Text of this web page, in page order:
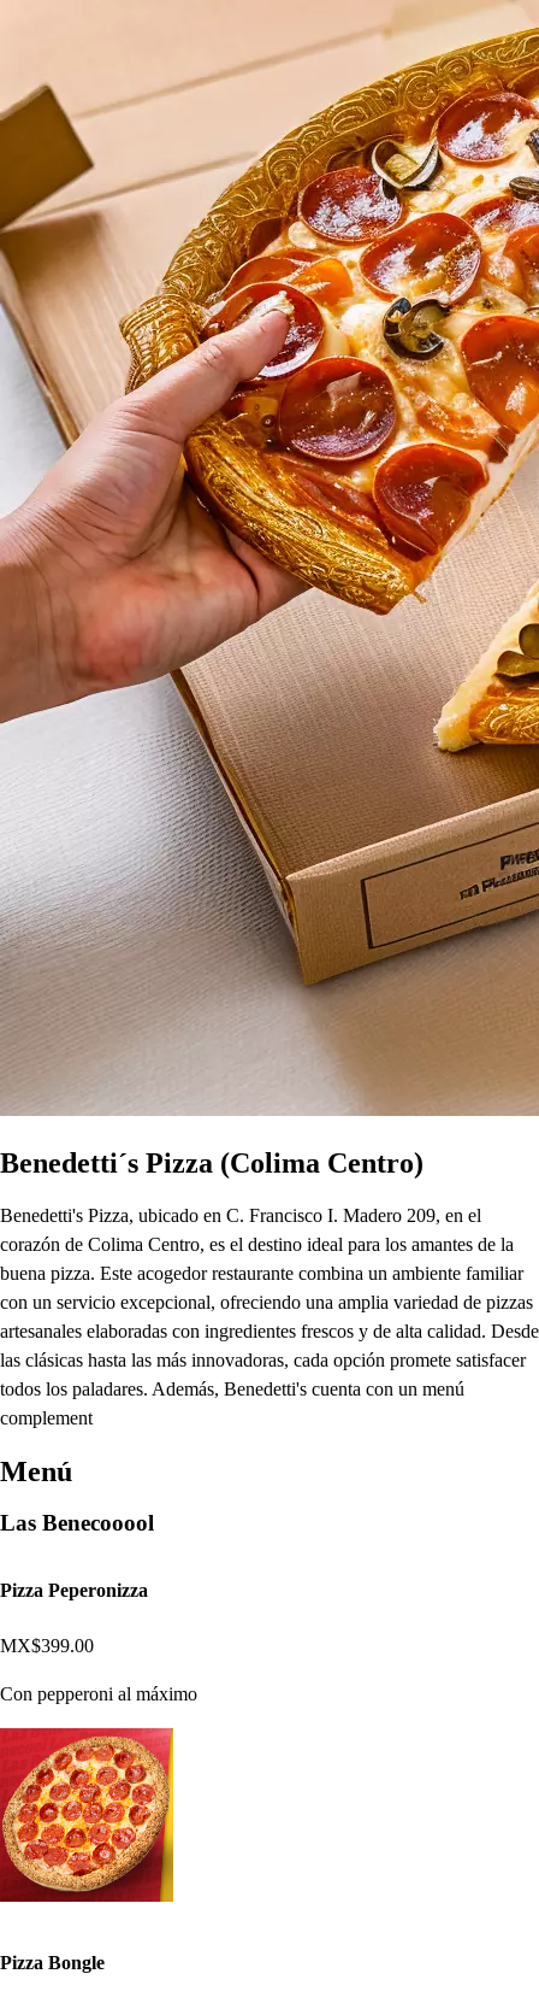
Benedetti´s Pizza (Colima Centro)
Benedetti's Pizza, ubicado en C. Francisco I. Madero 209, en el
corazón de Colima Centro, es el destino ideal para los amantes de la
buena pizza. Este acogedor restaurante combina un ambiente familiar
con un servicio excepcional, ofreciendo una amplia variedad de pizzas
artesanales elaboradas con ingredientes frescos y de alta calidad. Desde
las clásicas hasta las más innovadoras, cada opción promete satisfacer
todos los paladares. Además, Benedetti's cuenta con un menú
complement
Menú
Las Benecooool
Pizza Peperonizza
MX$399.00
Con pepperoni al máximo
Pizza Bongle